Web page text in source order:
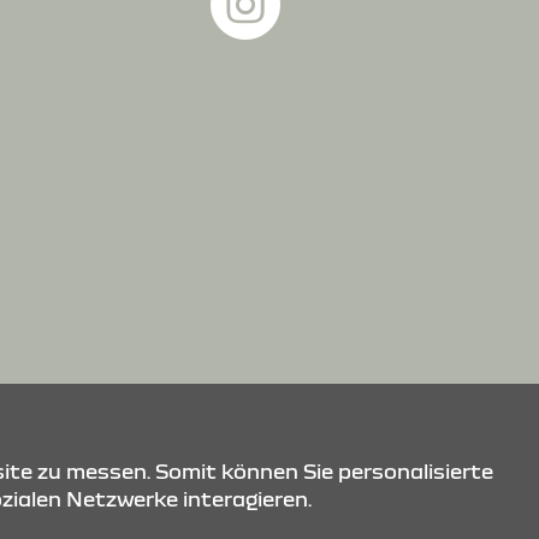
zu messen. Somit können Sie personalisierte
Netzwerke interagieren.